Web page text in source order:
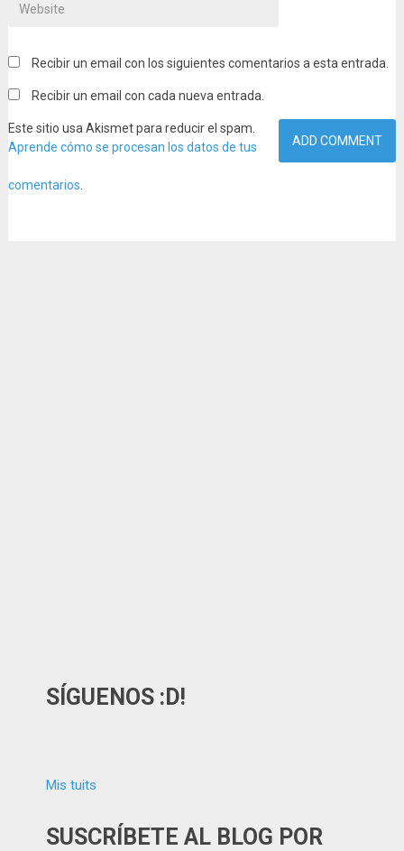
Recibir un email con los siguientes comentarios a esta entrada.
Recibir un email con cada nueva entrada.
Este sitio usa Akismet para reducir el spam.
Aprende cómo se procesan los datos de tus
comentarios
SÍGUENOS :D!
Mis tuits
SUSCRÍBETE AL BLOG POR